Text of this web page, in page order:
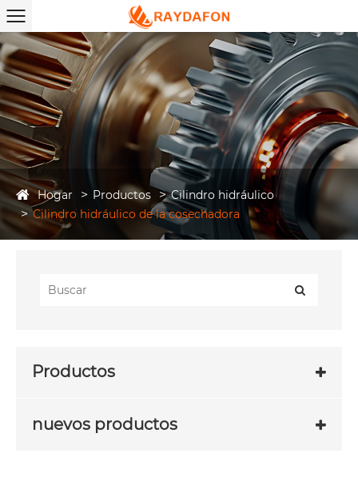
Hogar Productos
Cilindro hidráulico
Cilindro hidráulico de la cosechadora
Productos
nuevos productos